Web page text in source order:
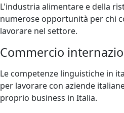
L'industria alimentare e della
numerose opportunità per chi
lavorare nel settore.
Commercio
Le competenze linguistiche in
per lavorare con aziende
proprio business in Italia.